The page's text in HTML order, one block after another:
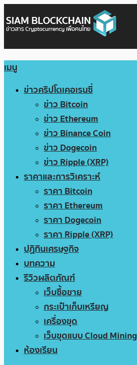
เมนู
ข่าวคริปโตเคอเรนซี่
ข่าว Bitcoin
ข่าว Ethereum
ข่าว Binance Coin
ข่าว Dogecoin
ข่าว Ripple (XRP)
ราคาและการวิเคราะห์
ราคา Bitcoin
ราคา Ethereum
ราคา Dogecoin
ราคา Ripple (XRP)
ปฏิทินเศรษฐกิจ
บทความ
รีวิวผลิตภัณฑ์
เว็บซื้อขาย
กระเป๋าเก็บเหรียญ
เครื่องขุด
เว็บขุดแบบ Cloud Mining
ห้องเรียน